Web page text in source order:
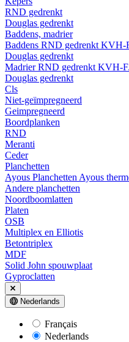
RND gedrenkt
Douglas gedrenkt
Baddens, madrier
Baddens RND gedrenkt KVH-
Douglas gedrenkt
MadrierRND gedrenkt KVH-
Douglas gedrenkt
Cls
Niet-geïmpregneerd
Geimpregneerd
Boordplanken
RND
Meranti
Ceder
Planchetten
Ayous Planchetten Ayous
Andere planchetten
Noordboomlatten
Platen
OSB
Multiplex en Elliotis
Betontriplex
MDF
Solid John spouwplaat
Gyproclatten
Nederlands
Français
Nederlands